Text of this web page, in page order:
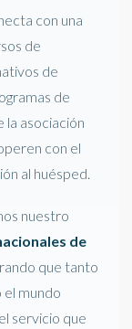
con una
de
de
de
asociación
con el
al huésped.
nuestro
de
que tanto
el mundo
servicio que